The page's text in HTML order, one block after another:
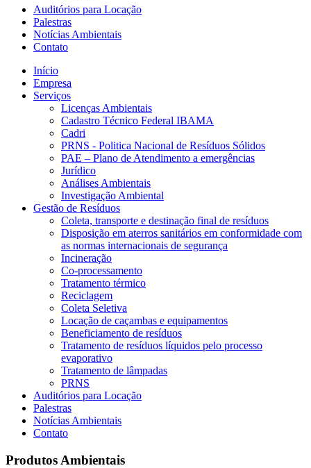
Auditórios para Locação
Palestras
Notícias Ambientais
Contato
Início
Empresa
Serviços
Licenças Ambientais
Cadastro Técnico Federal IBAMA
Cadri
PRNS - Politica Nacional de Resíduos Sólidos
PAE – Plano de Atendimento a emergências
Jurídico
Análises Ambientais
Investigação Ambiental
Gestão de Resíduos
Coleta, transporte e destinação final de resíduos
Disposição em aterros sanitários em conformidade com
as normas internacionais de segurança
Incineração
Co-processamento
Tratamento térmico
Reciclagem
Coleta Seletiva
Locação de caçambas e equipamentos
Beneficiamento de resíduos
Tratamento de resíduos líquidos pelo processo
evaporativo
Tratamento de lâmpadas
PRNS
Auditórios para Locação
Palestras
Notícias Ambientais
Contato
Produtos Ambientais